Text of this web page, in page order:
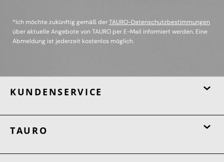
*Ich möchte zukünftig gemäß derTAURO-Datenschutzbestimmungen
über aktuelle Angebote von TAURO per E-Mail informiert werden. Eine
Abmeldung ist jederzeit kostenlos möglich.
KUNDENSERVICE
TAURO